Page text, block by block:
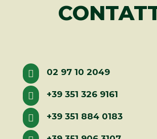
 02 97 10 2049
 +39 351 326 9161
 +39 351 884 0183